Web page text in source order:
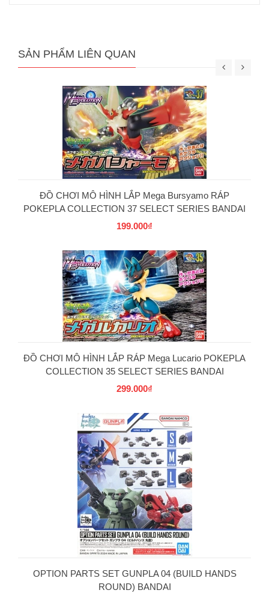
SẢN PHẨM LIÊN QUAN
ĐỒ CHƠI MÔ HÌNH LẮP Mega Bursyamo RÁP
POKEPLA COLLECTION 37 SELECT SERIES BANDAI
199.000₫
ĐỒ CHƠI MÔ HÌNH LẮP RÁP Mega Lucario POKEPLA
COLLECTION 35 SELECT SERIES BANDAI
299.000₫
OPTION PARTS SET GUNPLA 04 (BUILD HANDS
ROUND) BANDAI